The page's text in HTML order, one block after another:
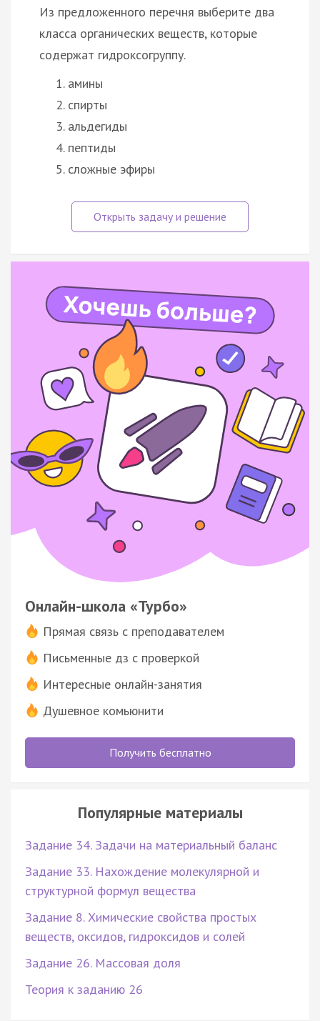
Из предложенного перечня выберите два
класса органических веществ, которые
содержат гидроксогруппу.
амины
спирты
альдегиды
пептиды
сложные эфиры
Онлайн-школа «Турбо»
Прямая связь с преподавателем
Письменные дз с проверкой
Интересные онлайн-занятия
Душевное комьюнити
Получить бесплатно
Популярные материалы
Задание 34. Задачи на материальный баланс
Задание 33. Нахождение молекулярной и
структурной формул вещества
Задание 8. Химические свойства простых
веществ, оксидов, гидроксидов и солей
Задание 26. Массовая доля
Теория к заданию 26